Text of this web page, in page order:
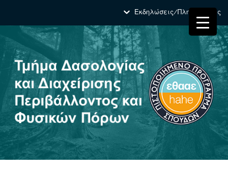
Εκδηλώσεις/Πληροφορίες